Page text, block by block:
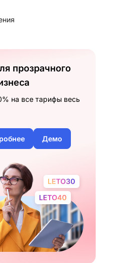
прозрачного
на все тарифы весь
Демо